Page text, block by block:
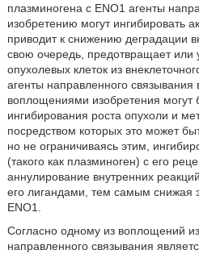
плазминогена с ENO1 агенты
изобретению могут ингибировать
приводит к снижению деградации
свою очередь, предотвращает
опухолевых клеток из
агенты направленного связывания
воплощениями изобретения могут
ингибирования роста опухоли и
посредством которых это может
но не ограничиваясь этим,
(такого как плазминоген) с его
аннулирование внутренних
его лигандами, тем самым снижая
ENO1.
Согласно одному из воплощений
направленного связывания